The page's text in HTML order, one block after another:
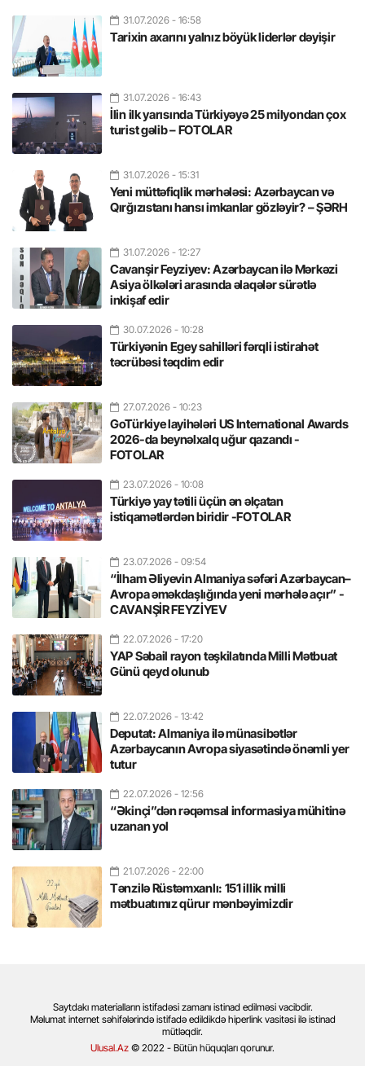
31.07.2026 - 16:58
Tarixin axarını yalnız böyük liderlər dəyişir
31.07.2026 - 16:43
İlin ilk yarısında Türkiyəyə 25 milyondan çox
turist gəlib – FOTOLAR
31.07.2026 - 15:31
Yeni müttəfiqlik mərhələsi: Azərbaycan və
Qırğızıstanı hansı imkanlar gözləyir? – ŞƏRH
31.07.2026 - 12:27
Cavanşir Feyziyev: Azərbaycan ilə Mərkəzi
Asiya ölkələri arasında əlaqələr sürətlə
inkişaf edir
30.07.2026 - 10:28
Türkiyənin Egey sahilləri fərqli istirahət
təcrübəsi təqdim edir
27.07.2026 - 10:23
GoTürkiye layihələri US International Awards
2026-da beynəlxalq uğur qazandı -
FOTOLAR
23.07.2026 - 10:08
Türkiyə yay tətili üçün ən əlçatan
istiqamətlərdən biridir -FOTOLAR
23.07.2026 - 09:54
“İlham Əliyevin Almaniya səfəri Azərbaycan–
Avropa əməkdaşlığında yeni mərhələ açır” -
CAVANŞİR FEYZİYEV
22.07.2026 - 17:20
YAP Səbail rayon təşkilatında Milli Mətbuat
Günü qeyd olunub
22.07.2026 - 13:42
Deputat: Almaniya ilə münasibətlər
Azərbaycanın Avropa siyasətində önəmli yer
tutur
22.07.2026 - 12:56
“Əkinçi”dən rəqəmsal informasiya mühitinə
uzanan yol
21.07.2026 - 22:00
Tənzilə Rüstəmxanlı: 151 illik milli
mətbuatımız qürur mənbəyimizdir
Saytdakı materialların istifadəsi zamanı istinad edilməsi vacibdir.
Məlumat internet səhifələrində istifadə edildikdə hiperlink vasitəsi ilə istinad
mütləqdir.
Ulusal.Az © 2022 - Bütün hüquqları qorunur.